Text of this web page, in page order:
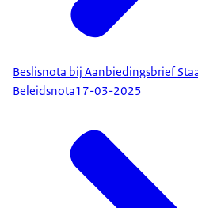
Beslisnota bij Aanbiedingsbrief
Beleidsnota17-03-2025